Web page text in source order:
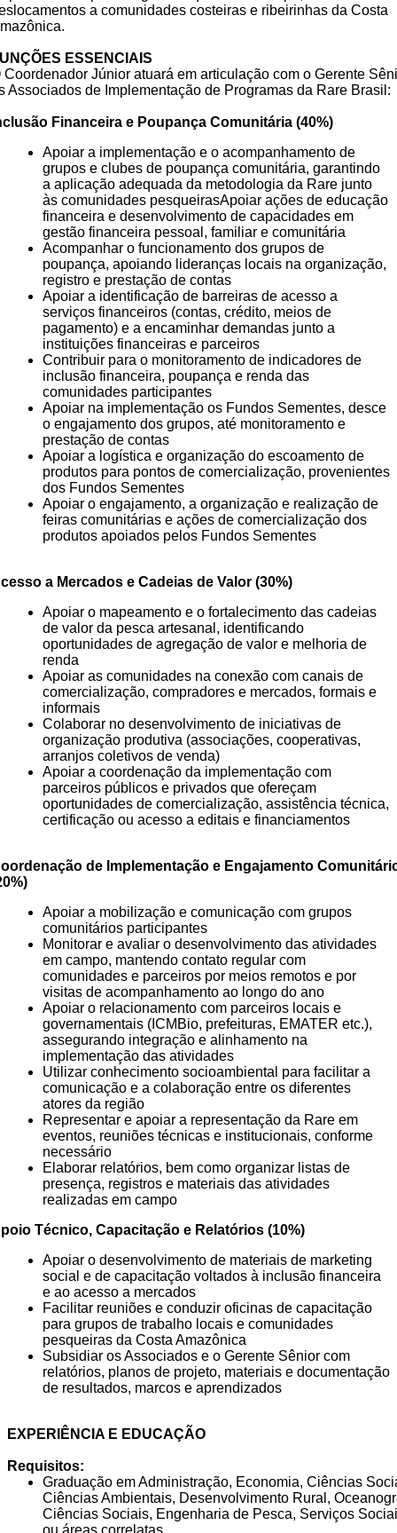
a comunidades costeiras e ribeirinhas da Costa
ESSENCIAIS
Coordenador Júnior atuará em articulação com o Gerente
Associados de Implementação de Programas da Rare Brasil:
Financeira e Poupança Comunitária (40%)
Apoiar a implementação e o acompanhamento de
grupos e clubes de poupança comunitária, garantindo
a aplicação adequada da metodologia da Rare junto
às comunidades pesqueirasApoiar ações de educação
financeira e desenvolvimento de capacidades em
gestão financeira pessoal, familiar e comunitária
Acompanhar o funcionamento dos grupos de
poupança, apoiando lideranças locais na organização,
registro e prestação de contas
Apoiar a identificação de barreiras de acesso a
serviços financeiros (contas, crédito, meios de
pagamento) e a encaminhar demandas junto a
instituições financeiras e parceiros
Contribuir para o monitoramento de indicadores de
inclusão financeira, poupança e renda das
comunidades participantes
Apoiar na implementação os Fundos Sementes, desce
o engajamento dos grupos, até monitoramento e
prestação de contas
Apoiar a logística e organização do escoamento de
produtos para pontos de comercialização, provenientes
dos Fundos Sementes
Apoiar o engajamento, a organização e realização de
feiras comunitárias e ações de comercialização dos
produtos apoiados pelos Fundos Sementes
a Mercados e Cadeias de Valor (30%)
Apoiar o mapeamento e o fortalecimento das cadeias
de valor da pesca artesanal, identificando
oportunidades de agregação de valor e melhoria de
renda
Apoiar as comunidades na conexão com canais de
comercialização, compradores e mercados, formais e
informais
Colaborar no desenvolvimento de iniciativas de
organização produtiva (associações, cooperativas,
arranjos coletivos de venda)
Apoiar a coordenação da implementação com
parceiros públicos e privados que ofereçam
oportunidades de comercialização, assistência técnica,
certificação ou acesso a editais e financiamentos
de Implementação e Engajamento
Apoiar a mobilização e comunicação com grupos
comunitários participantes
Monitorar e avaliar o desenvolvimento das atividades
em campo, mantendo contato regular com
comunidades e parceiros por meios remotos e por
visitas de acompanhamento ao longo do ano
Apoiar o relacionamento com parceiros locais e
governamentais (ICMBio, prefeituras, EMATER etc.),
assegurando integração e alinhamento na
implementação das atividades
Utilizar conhecimento socioambiental para facilitar a
comunicação e a colaboração entre os diferentes
atores da região
Representar e apoiar a representação da Rare em
eventos, reuniões técnicas e institucionais, conforme
necessário
Elaborar relatórios, bem como organizar listas de
presença, registros e materiais das atividades
realizadas em campo
Técnico, Capacitação e Relatórios (10%)
Apoiar o desenvolvimento de materiais de marketing
social e de capacitação voltados à inclusão financeira
e ao acesso a mercados
Facilitar reuniões e conduzir oficinas de capacitação
para grupos de trabalho locais e comunidades
pesqueiras da Costa Amazônica
Subsidiar os Associados e o Gerente Sênior com
relatórios, planos de projeto, materiais e documentação
de resultados, marcos e aprendizados
EXPERIÊNCIA E EDUCAÇÃO
Requisitos:
Graduação em Administração, Economia, Ciências
Ciências Ambientais, Desenvolvimento Rural,
Ciências Sociais, Engenharia de Pesca, Serviços
ou áreas correlatas